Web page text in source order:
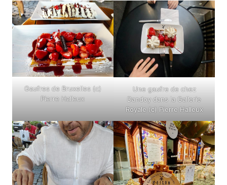
Gaufres de Bruxelles (c)
Pierre Halleux
Une gaufre de chez
Dandoy dans la Gallerie
Royale (c) Pierre Halleux